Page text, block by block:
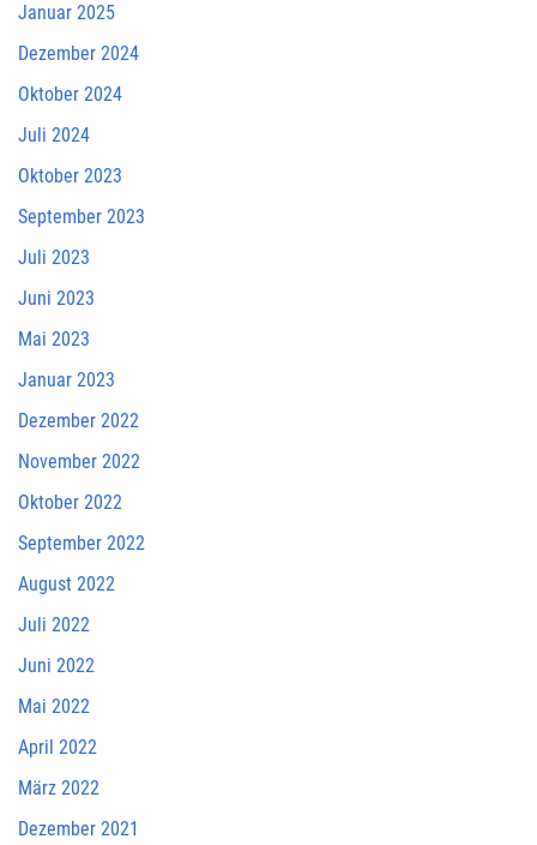
Januar 2025
Dezember 2024
Oktober 2024
Juli 2024
Oktober 2023
September 2023
Juli 2023
Juni 2023
Mai 2023
Januar 2023
Dezember 2022
November 2022
Oktober 2022
September 2022
August 2022
Juli 2022
Juni 2022
Mai 2022
April 2022
März 2022
Dezember 2021